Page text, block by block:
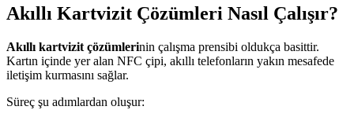
Akıllı Kartvizit Çözümleri Nasıl Çalışır?
Akıllı kartvizit çözümlerinin çalışma prensibi oldukça basittir.
Kartın içinde yer alan NFC çipi, akıllı telefonların yakın mesafede
iletişim kurmasını sağlar.
Süreç şu adımlardan oluşur: